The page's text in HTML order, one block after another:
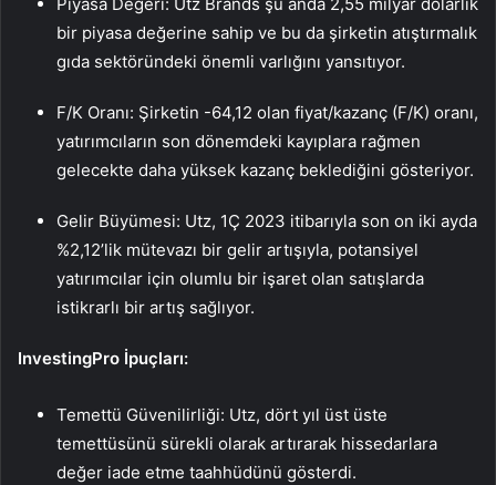
bir piyasa değerine sahip ve bu da şirketin atıştırmalık
gıda sektöründeki önemli varlığını yansıtıyor.
F/K Oranı: Şirketin -64,12 olan fiyat/kazanç (F/K) oranı,
yatırımcıların son dönemdeki kayıplara rağmen
gelecekte daha yüksek kazanç beklediğini gösteriyor.
Gelir Büyümesi: Utz, 1Ç 2023 itibarıyla son on iki ayda
%2,12’lik mütevazı bir gelir artışıyla, potansiyel
yatırımcılar için olumlu bir işaret olan satışlarda
istikrarlı bir artış sağlıyor.
InvestingPro İpuçları:
Temettü Güvenilirliği: Utz, dört yıl üst üste
temettüsünü sürekli olarak artırarak hissedarlara
değer iade etme taahhüdünü gösterdi.